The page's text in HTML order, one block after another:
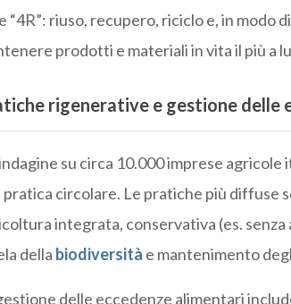
“4R”: riuso, recupero, riciclo e, in
prodotti e materiali in vita il più a
rigenerative e gestione delle
su circa 10.000 imprese
pratica circolare. Le pratiche più diffuse
integrata, conservativa (es.
della biodiversità e mantenimento
delle eccedenze alimentari